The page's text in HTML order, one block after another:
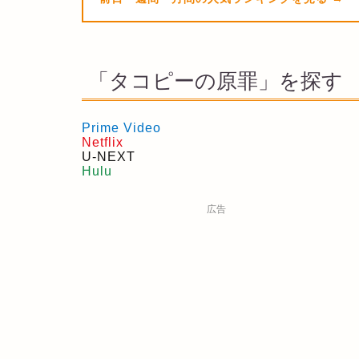
「タコピーの原罪」を探す
Prime Video
Netflix
U-NEXT
Hulu
広告